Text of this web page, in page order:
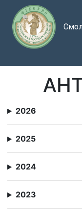
2026
2025
2024
2023